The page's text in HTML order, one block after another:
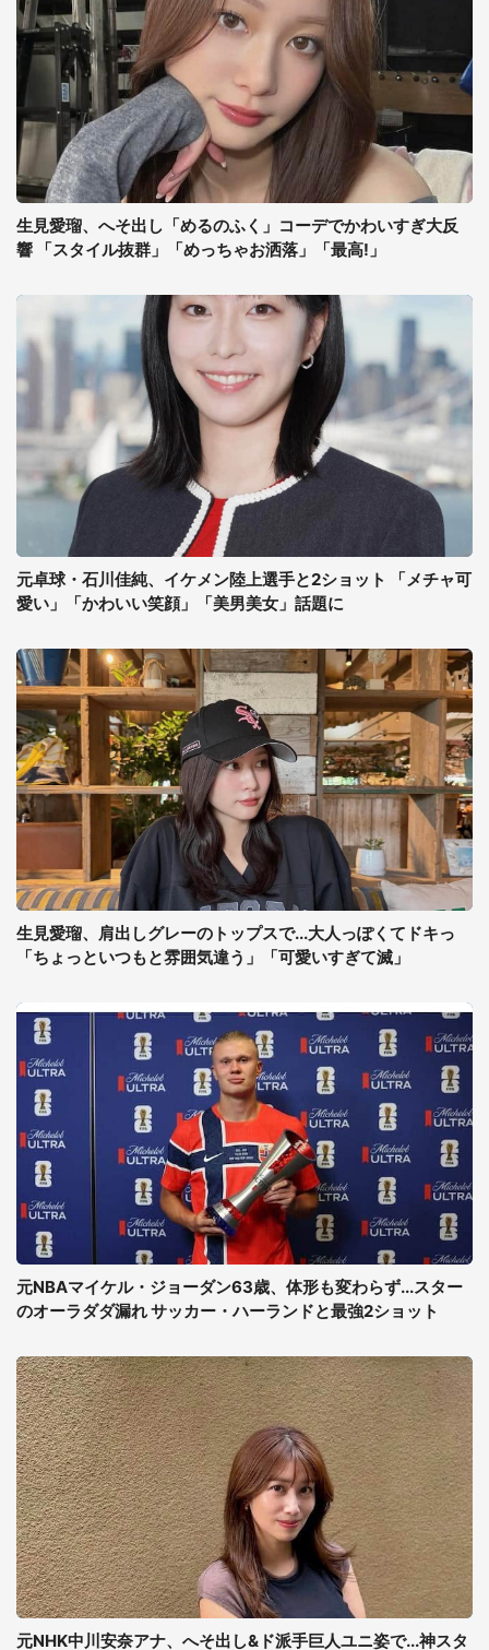
生見愛瑠、へそ出し「めるのふく」コーデでかわいすぎ大反
響 「スタイル抜群」「めっちゃお洒落」「最高!」
元卓球・石川佳純、イケメン陸上選手と2ショット 「メチャ可
愛い」「かわいい笑顔」「美男美女」話題に
生見愛瑠、肩出しグレーのトップスで...大人っぽくてドキっ
「ちょっといつもと雰囲気違う」「可愛いすぎて滅」
元NBAマイケル・ジョーダン63歳、体形も変わらず...スター
のオーラダダ漏れ サッカー・ハーランドと最強2ショット
元NHK中川安奈アナ、へそ出し&ド派手巨人ユニ姿で...神スタ